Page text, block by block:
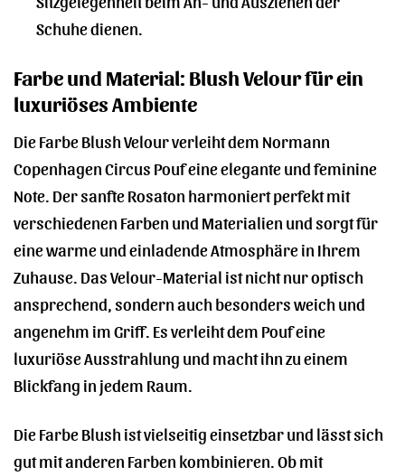
Schuhe dienen.
Farbe und Material: Blush Velour für ein
luxuriöses Ambiente
Die Farbe Blush Velour verleiht dem Normann
Copenhagen Circus Pouf eine elegante und feminine
Note. Der sanfte Rosaton harmoniert perfekt mit
verschiedenen Farben und Materialien und sorgt für
eine warme und einladende Atmosphäre in Ihrem
Zuhause. Das Velour-Material ist nicht nur optisch
ansprechend, sondern auch besonders weich und
angenehm im Griff. Es verleiht dem Pouf eine
luxuriöse Ausstrahlung und macht ihn zu einem
Blickfang in jedem Raum.
Die Farbe Blush ist vielseitig einsetzbar und lässt sich
gut mit anderen Farben kombinieren. Ob mit